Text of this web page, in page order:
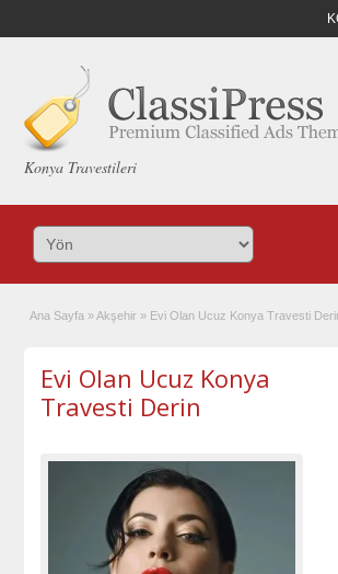
Konya Travestileri
Ana Sayfa » Akşehir » Evi Olan Ucuz Konya Travesti
Evi Olan Ucuz Konya
Travesti Derin